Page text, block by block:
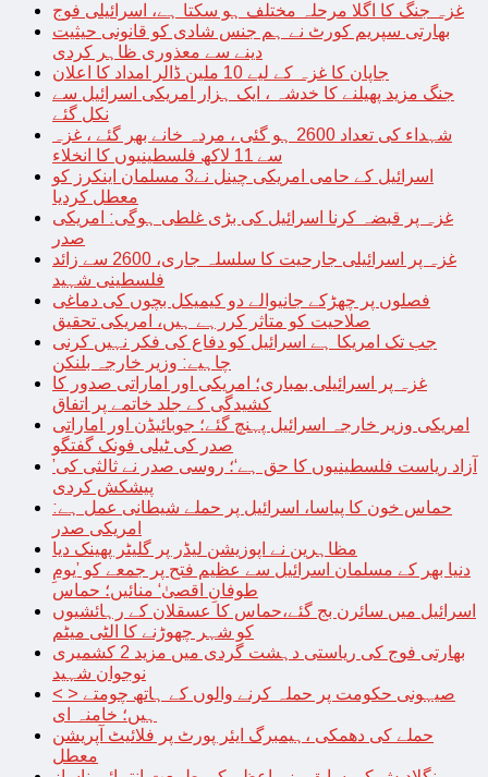
غزہ جنگ کا اگلا مرحلہ مختلف ہو سکتا ہے، اسرائیلی فوج
بھارتی سپریم کورٹ نے ہم جنس شادی کو قانونی حیثیت
دینے سے معذوری ظاہر کردی
جاپان کا غزہ کے لیے 10 ملین ڈالر امداد کا اعلان
جنگ مزید پھیلنے کا خدشہ ، ایک ہزار امریکی اسرائیل سے
نکل گئے
شہداء کی تعداد 2600 ہو گئی ، مردہ خانے بھر گئے ، غزہ
سے 11 لاکھ فلسطینیوں کا انخلاء
اسرائیل کے حامی امریکی چینل نے3 مسلمان اینکرز کو
معطل کردیا
غزہ پر قبضہ کرنا اسرائیل کی بڑی غلطی ہوگی: امریکی
صدر
غزہ پر اسرائیلی جارحیت کا سلسلہ جاری، 2600 سے زائد
فلسطینی شہید
فصلوں پر چھڑکے جانیوالے دو کیمیکل بچوں کی دماغی
صلاحیت کو متاثر کررہے ہیں، امریکی تحقیق
جب تک امریکا ہے اسرائیل کو دفاع کی فکر نہیں کرنی
چاہیے: وزیر خارجہ بلنکن
غزہ پر اسرائیلی بمباری؛ امریکی اور اماراتی صدور کا
کشیدگی کے جلد خاتمے پر اتفاق
امریکی وزیر خارجہ اسرائیل پہنچ گئے؛ جوبائیڈن اور اماراتی
صدر کی ٹیلی فونک گفتگو
’آزاد ریاست فلسطینیوں کا حق ہے‘؛ روسی صدر نے ثالثی کی
پیشکش کردی
حماس خون کا پیاسا، اسرائیل پر حملے شیطانی عمل ہے:
امریکی صدر
مظاہرین نے اپوزیشن لیڈر پر گلیٹر پھینک دیا
دنیا بھر کے مسلمان اسرائیل سے عظیم فتح پر جمعے کو ’یومِ
طوفانِ اقصیٰ‘ منائیں؛ حماس
اسرائیل میں سائرن بج گئے،حماس کا عسقلان کے رہائشیوں
کو شہر چھوڑنے کا الٹی میٹم
بھارتی فوج کی ریاستی دہشت گردی میں مزید 2 کشمیری
نوجوان شہید
< > صیہونی حکومت پر حملہ کرنے والوں کے ہاتھ چومتے
ہیں؛ خامنہ ای
حملے کی دھمکی ،ہیمبرگ ایئر پورٹ پر فلائیٹ آپریشن
معطل